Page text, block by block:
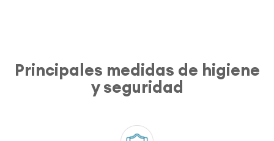
Principales medidas de higiene
y seguridad